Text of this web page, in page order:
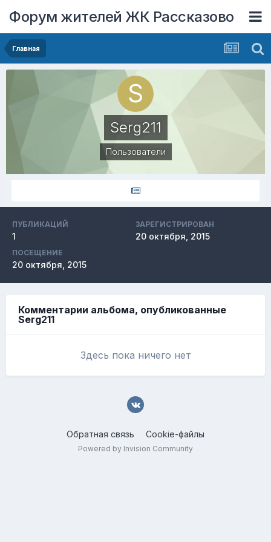
Форум жителей ЖК Рассказово
Главная
Serg211
Пользователи
ПУБЛИКАЦИЙ
1
ЗАРЕГИСТРИРОВАН
20 октября, 2015
ПОСЕЩЕНИЕ
20 октября, 2015
Комментарии альбома, опубликованные
Serg211
Здесь пока ничего нет
Обратная связь Cookie-файлы
Powered by Invision Community